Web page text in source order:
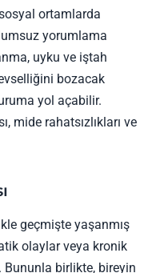
ortamlarda
yorumlama
uyku ve iştah
bozacak
yol açabilir.
mide rahatsızlıkları ve
geçmişte yaşanmış
olaylar veya kronik
birlikte, bireyin